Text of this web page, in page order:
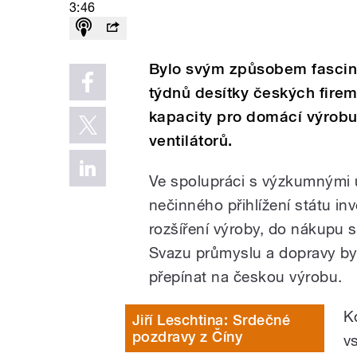
3:46
Bylo svým způsobem
týdnů desítky českých
kapacity pro domácí
ventilátorů.
Ve spolupráci s
nečinného přihlížení státu
rozšíření výroby, do nákupu
Svazu průmyslu a dopravy
přepínat na českou výrobu.
Jiří Leschtina: Srdečné
pozdravy z Číny